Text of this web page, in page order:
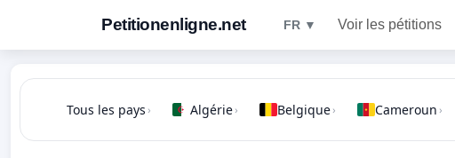
Petitionenligne.net FR ▼ Voir les pétitions
Tous les pays › Algérie› Belgique› Cameroun ›